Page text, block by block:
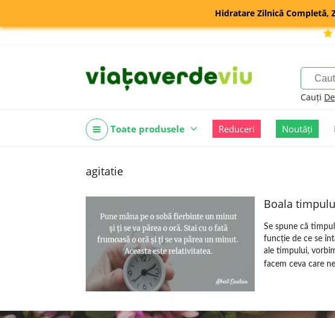
Hidratare Zilnică Completă,
Cauți
Toate produsele Reduceri Noutăți
agitatie
Boala
Se spune că
funcție de ce se
ale timpului,
facem ceva care